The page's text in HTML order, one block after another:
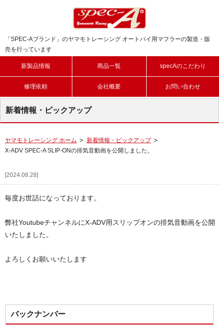
「SPEC-Aブランド」のヤマモトレーシング オートバイ用マフラーの製造・販
売を行っています
新製品情報 商品一覧 specAのこだわり
修理依頼 会社概要 お問い合わせ
新着情報・ピックアップ
ヤマモトレーシング ホーム
新着情報・ピックアップ
X-ADV SPEC-A SLIP-ONの排気音動画を公開しました。
[2024.08.28]
毎度お世話になっております。
弊社YoutubeチャンネルにX-ADV用スリップオンの排気音動画を公開
いたしました。
よろしくお願いいたします
バックナンバー